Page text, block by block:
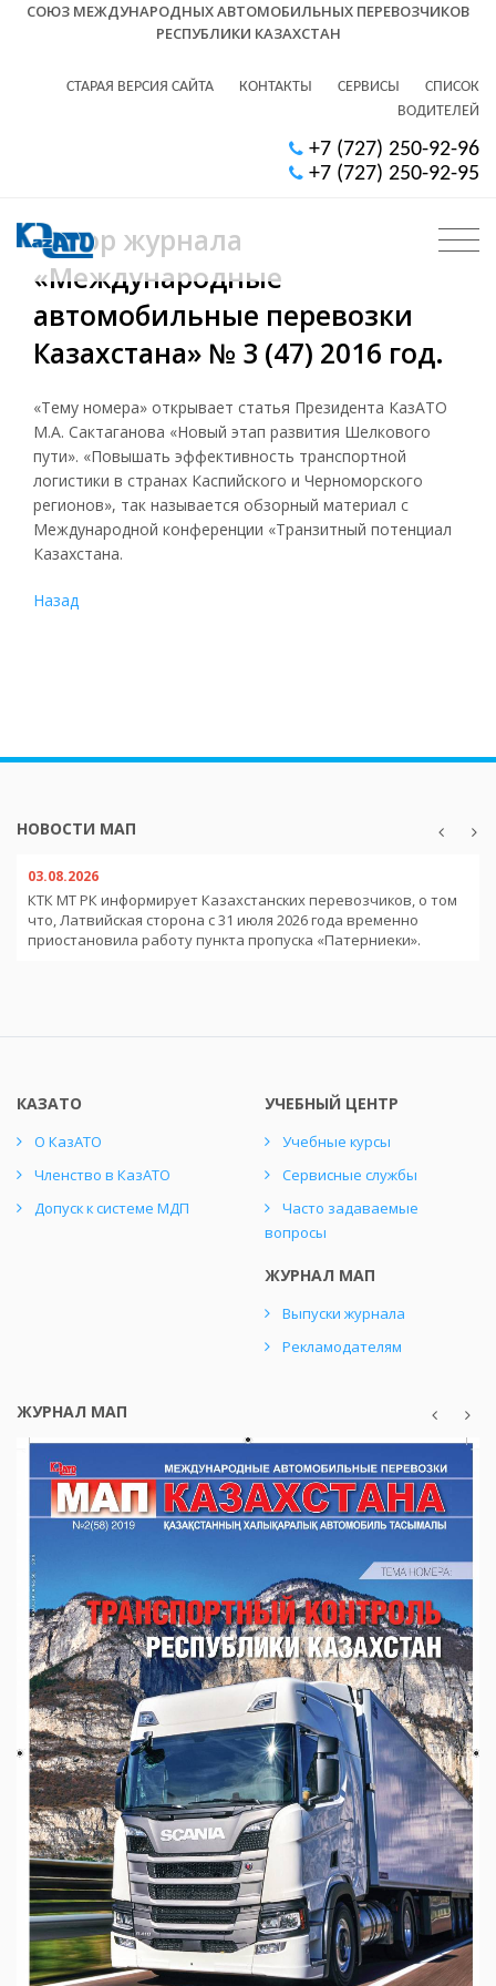
СОЮЗ МЕЖДУНАРОДНЫХ АВТОМОБИЛЬНЫХ ПЕРЕВОЗЧИКОВ
РЕСПУБЛИКИ КАЗАХСТАН
СТАРАЯ ВЕРСИЯ САЙТА КОНТАКТЫ СЕРВИСЫ
СПИСОК
ВОДИТЕЛЕЙ
+7 (727) 250-92-96
+7 (727) 250-92-95
Обзор журнала
«Международные
автомобильные перевозки
Казахстана» № 3 (47) 2016 год.
«Тему номера» открывает статья Президента КазАТО
М.А. Сактаганова «Новый этап развития Шелкового
пути». «Повышать эффективность транспортной
логистики в странах Каспийского и Черноморского
регионов», так называется обзорный материал с
Международной конференции «Транзитный потенциал
Казахстана.
Назад
НОВОСТИ МАП
03.08.2026
КТК МТ РК информирует Казахстанских перевозчиков, о том
что, Латвийская сторона с 31 июля 2026 года временно
приостановила работу пункта пропуска «Патерниеки».
КАЗАТО
О КазАТО
Членство в КазАТО
Допуск к системе МДП
УЧЕБНЫЙ ЦЕНТР
Учебные курсы
Сервисные службы
Часто задаваемые
вопросы
ЖУРНАЛ МАП
Выпуски журнала
Рекламодателям
ЖУРНАЛ МАП